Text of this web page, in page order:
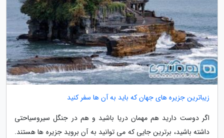
زیباترین جزیره های جهان که باید به آن ها سفر کنید
اگر دوست دارید هم مهمان دریا باشید و هم در جنگل سیروسیاحتی
داشته باشید، برترین جایی که می توانید به آن بروید جزیره ها هستند.